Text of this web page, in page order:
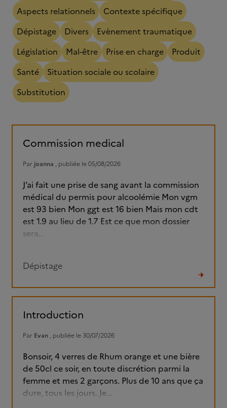
Aspects relationnels
Contexte spécifique
Dépistage
Divers
Evènement traumatique
Législation
Mal-être Prise en charge
Produit
Santé
Situation sociale ou scolaire
Substitution
Commission medical
Par joanna , publiée le 05/08/2026
J’ai fait une prise de sang avant la commission
médical du permis pour alcoolémie Mon vgm
est 93 bien Mon ggt est 16 bien Mais mon cdt
est 1.9 au lieu de 1.7 Est ce que mon dossier
sera...
Dépistage
le
Introduction
Par Evan , publiée le 30/07/2026
Bonsoir, 4 verres de Rhum orange et une bière
de 50cl ce soir, en toute discrétion parmi la
femme et mes 2 garçons. Plus de 10 ans que ça
dure, tous les jours. Je...